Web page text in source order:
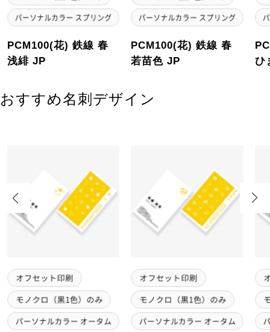
PCM100(花) 鉄線 春
浅緋 JP
PCM100(花) 鉄線 春
若苗色 JP
ひ
おすすめ名刺デザイン
Previous Next